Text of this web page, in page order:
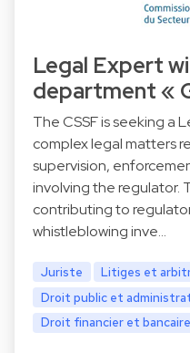
Legal Expert
department «
The CSSF is seeking a
complex legal matters
supervision,
involving the regulator.
contributing to
whistleblowing inve…
Juriste
Litiges et
Droit public et
Droit financier et bancaire